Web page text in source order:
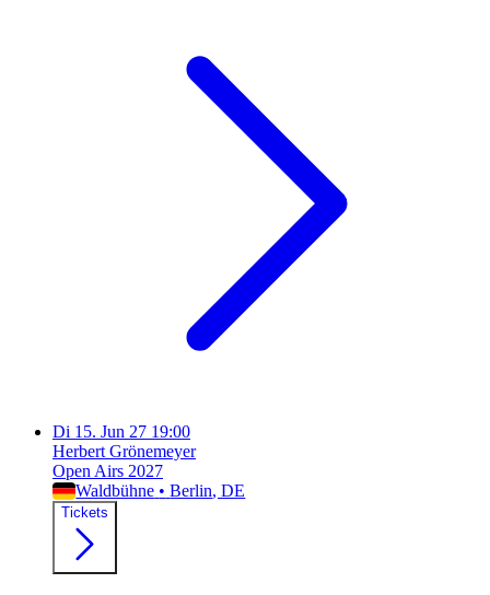
Di 15. Jun 27 19:00
Herbert Grönemeyer
Open Airs 2027
Waldbühne • Berlin, DE
Tickets